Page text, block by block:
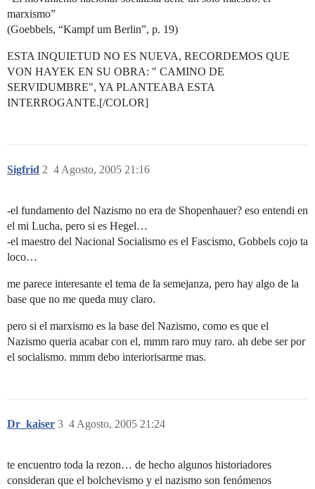
marxismo”
(Goebbels, “Kampf um Berlin”, p. 19)
ESTA INQUIETUD NO ES NUEVA, RECORDEMOS QUE
VON HAYEK EN SU OBRA: " CAMINO DE
SERVIDUMBRE", YA PLANTEABA ESTA
INTERROGANTE.[/COLOR]
Sigfrid 4 Agosto, 2005 21:16
2
-el fundamento del Nazismo no era de Shopenhauer? eso entendi en
el mi Lucha, pero si es Hegel…
-el maestro del Nacional Socialismo es el Fascismo, Gobbels cojo ta
loco…
me parece interesante el tema de la semejanza, pero hay algo de la
base que no me queda muy claro.
pero si el marxismo es la base del Nazismo, como es que el
Nazismo queria acabar con el, mmm raro muy raro. ah debe ser por
el socialismo. mmm debo interiorisarme mas.
Dr_kaiser 4 Agosto, 2005 21:24
3
te encuentro toda la rezon… de hecho algunos historiadores
consideran que el bolchevismo y el nazismo son fenómenos